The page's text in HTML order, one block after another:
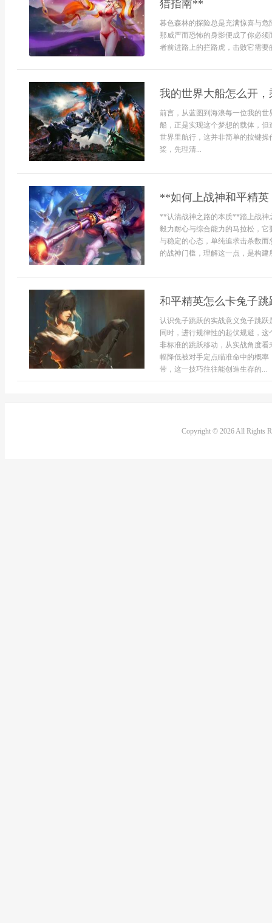
猎指南**
暮色森林的探险总是充满惊喜与
那威严而恐怖的身影便成了你必
者前进路上的拦路虎，击败它需
我的世界大船怎么开
前言，从蓝图到海浪每一位我的
船，正是实现这个梦想的载体，
世界里航行，这并非简单的按键
桨，先理清...
**如何上战神和平精
**认清战神之路的本质**踏上战神
毅力耐心与综合能力的马拉松，
与稳定的心态，单纯追求击杀数
的战神门槛，理解这一点，是构
和平精英怎么卡兔子
认识兔子跳跃的实战意义兔子跳
同时，进行规律性的起伏规避，
非标准的跳跃移动，从实战角度
幅降低被对手定点瞄准命中的概
带，这一技巧往往能创造生存的...
Copyright © 2026 All Rights